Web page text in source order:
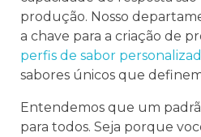
produção. Nosso
a chave para a criação de
perfis de sabor
sabores únicos que
Entendemos que um
para todos. Seja porque